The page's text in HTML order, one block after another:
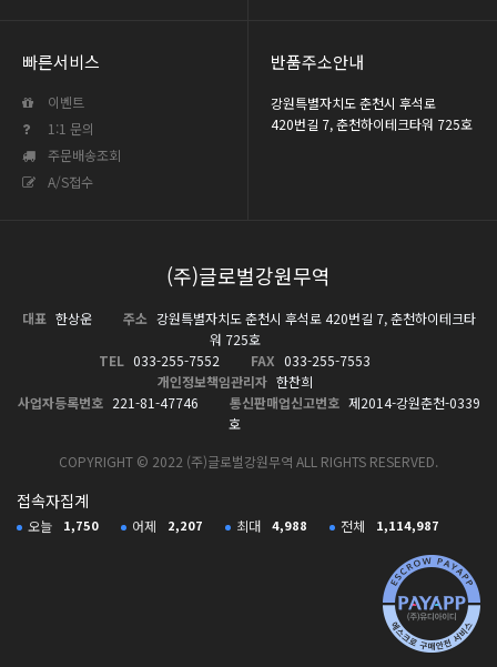
빠른서비스
이벤트
1:1 문의
주문배송조회
A/S접수
반품주소안내
강원특별자치도 춘천시 후석로
420번길 7, 춘천하이테크타워 725호
(주)글로벌강원무역
대표 한상운 주소 강원특별자치도 춘천시 후석로 420번길 7, 춘천하이테크타
워 725호
TEL 033-255-7552 FAX 033-255-7553
개인정보책임관리자 한찬희
사업자등록번호 221-81-47746 통신판매업신고번호 제2014-강원춘천-0339
호
COPYRIGHT © 2022 (주)글로벌강원무역 ALL RIGHTS RESERVED.
접속자집계
오늘 1,750 어제 2,207 최대 4,988 전체 1,114,987